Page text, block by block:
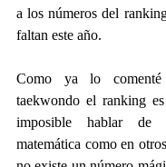
a los números del
faltan este año.
Como ya lo
taekwondo el ranking
imposible hablar de
matemática como en